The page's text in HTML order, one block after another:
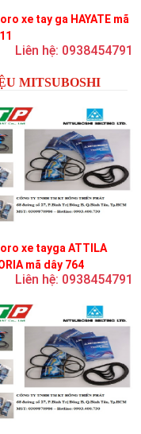
xe tay ga HAYATE mã
Liên hệ: 0938454791
MITSUBOSHI
xe tayga ATTILA
mã dây 764
Liên hệ: 0938454791